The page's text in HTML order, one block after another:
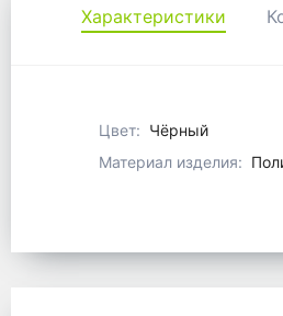
Характеристики
Цвет: Чёрный
Материал изделия: